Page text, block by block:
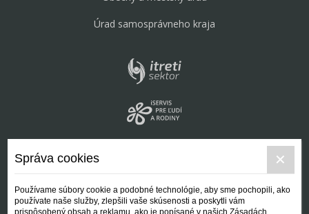
Úrad samosprávneho kraja
Správa cookies
Používame súbory cookie a podobné technológie, aby sme pochopili, ako
používate naše služby, zlepšili vaše skúsenosti a poskytli vám
prispôsobený obsah a reklamu, ako je popísané v našich Zásadách